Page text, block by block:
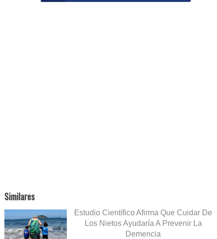
Similares
Estudio Científico Afirma Que Cuidar De
Los Nietos Ayudaría A Prevenir La
Demencia